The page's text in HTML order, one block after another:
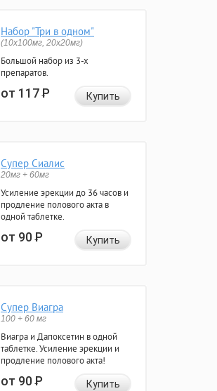
Набор "Три в одном"
(10x100мг, 20x20мг)
Большой набор из 3-х
препаратов.
от 117Р Купить
Супер Сиалис
20мг + 60мг
Усиление эрекции до 36 часов и
продление полового акта в
одной таблетке.
от 90Р Купить
Супер Виагра
100 + 60 мг
Виагра и Дапоксетин в одной
таблетке. Усиление эрекции и
продление полового акта!
от 90Р Купить